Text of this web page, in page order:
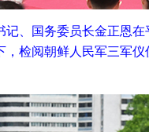
记、国务委员长金正恩
检阅朝鲜人民军三军